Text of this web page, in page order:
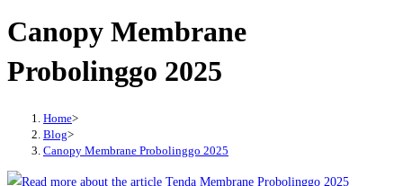
website
Canopy Membrane
Probolinggo 2025
Home>
Blog>
Canopy Membrane Probolinggo 2025